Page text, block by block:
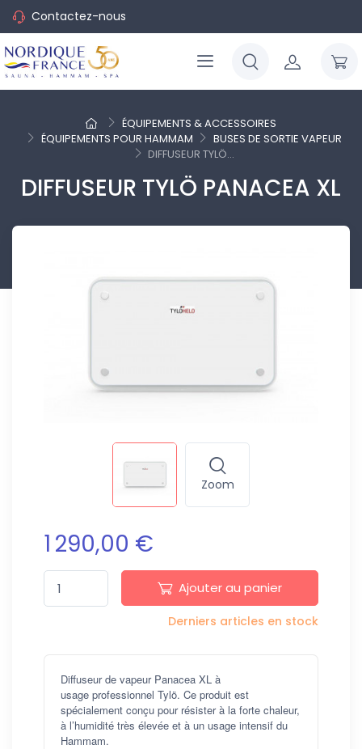
Contactez-nous
ÉQUIPEMENTS & ACCESSOIRES
ÉQUIPEMENTS POUR HAMMAM
BUSES DE SORTIE VAPEUR
DIFFUSEUR TYLÖ...
DIFFUSEUR TYLÖ PANACEA XL
Zoom
1 290,00 €
Ajouter au panier
Derniers articles en stock
Diffuseur de vapeur Panacea XL à
usage professionnel Tylö. Ce produit est
spécialement conçu pour résister à la forte chaleur,
à l’humidité très élevée et à un usage intensif du
Hammam.